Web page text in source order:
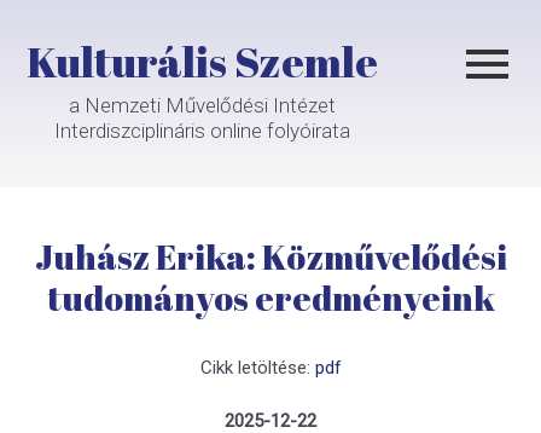
Kulturális Szemle
a Nemzeti Művelődési Intézet
Interdiszciplináris online folyóirata
Juhász Erika: Közművelődési
tudományos eredményeink
Cikk letöltése: pdf
2025-12-22